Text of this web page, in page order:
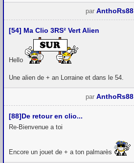
par AnthoRs88
[54] Ma Clio 3RS² Vert Alien
Hello
Une alien de + an Lorraine et dans le 54.
par AnthoRs88
[88]De retour en clio...
Re-Bienvenue a toi
Encore un jouet de + a ton palmarès